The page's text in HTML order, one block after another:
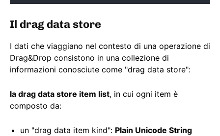
Il drag data store
I dati che viaggiano nel contesto di una operazione di
Drag&Drop consistono in una collezione di
informazioni conosciute come "drag data store":
la drag data store item list, in cui ogni item è
composto da:
un "drag data item kind": Plain Unicode String